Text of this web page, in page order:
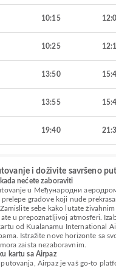
10:15
10:25
13:50
13:55
19:40
i doživite savršeno
nećete zaboraviti
u Међународни
gradove koji nude
sebe kako lutate
u prepoznatljivoj atmosferi.
od Kualanamu International
Istražite nove horizonte sa
zaista nezaboravnim.
kartu sa Airpaz
Airpaz je vaš go-to